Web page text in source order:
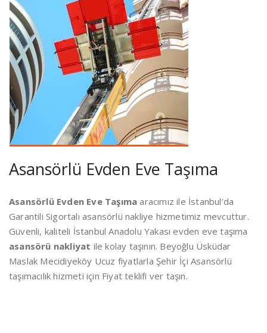
Asansörlü Evden Eve Taşıma
Asansörlü Evden Eve Taşıma aracımız ile İstanbul’da
Garantili Sigortalı asansörlü nakliye hizmetimiz mevcuttur.
Güvenli, kaliteli İstanbul Anadolu Yakası evden eve taşıma
asansörü nakliyat ile kolay taşının. Beyoğlu Üsküdar
Maslak Mecidiyeköy Ucuz fiyatlarla Şehir İçi Asansörlü
taşımacılık hizmeti için Fiyat teklifi ver taşın.